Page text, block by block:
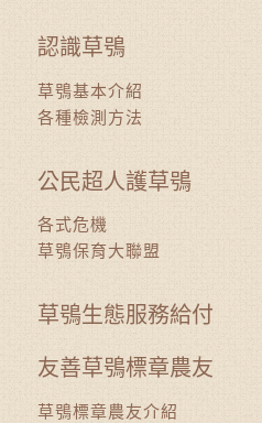
認識草鴞
草鴞基本介紹
各種檢測方法
公民超人護草鴞
各式危機
草鴞保育大聯盟
草鴞生態服務給付
友善草鴞標章農友
草鴞標章農友介紹